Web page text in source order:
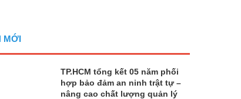
MỚI
TP.HCM tổng kết 05 năm phối
hợp bảo đảm an ninh trật tự –
nâng cao chất lượng quản lý